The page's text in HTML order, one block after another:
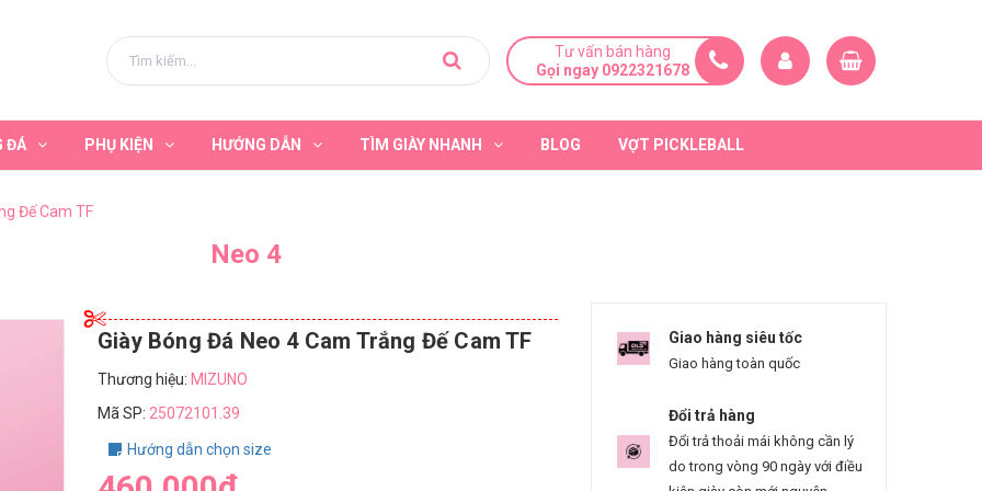
Tư vấn bán hàng
Gọi ngay 0922321678
ĐÁ PHỤ KIỆN HƯỚNG DẪN TÌM GIÀY NHANH BLOG VỢT PICKLEBALL
Đế Cam TF
Neo 4
Giày Bóng Đá Neo 4 Cam Trắng Đế Cam TF
Thương hiệu: MIZUNO
Mã SP: 25072101.39
Hướng dẫn chọn size
Giao hàng siêu tốc
Giao hàng toàn quốc
Đổi trả hàng
Đổi trả thoải mái không cần lý
do trong vòng 90 ngày với điều